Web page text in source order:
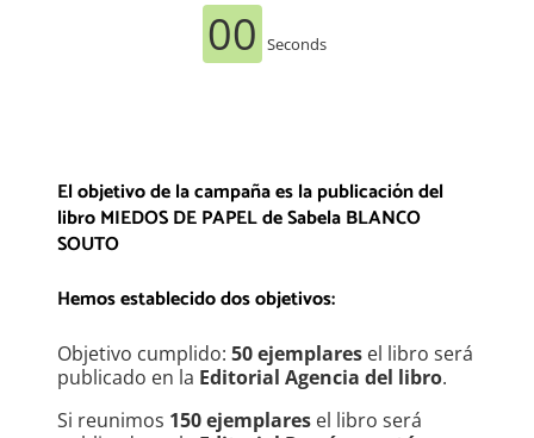
00 Seconds
El objetivo de la campaña es la publicación del
libro MIEDOS DE PAPELde Sabela BLANCO
SOUTO
Hemos establecido dos objetivos:
Objetivo cumplido: 50 ejemplares el libro será
publicado en la Editorial Agencia del libro.
Si reunimos 150 ejemplares el libro será